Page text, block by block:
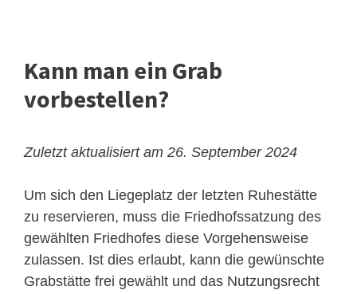
Kann man ein Grab
vorbestellen?
Zuletzt aktualisiert am 26. September 2024
Um sich den Liegeplatz der letzten Ruhestätte
zu reservieren, muss die Friedhofssatzung des
gewählten Friedhofes diese Vorgehensweise
zulassen. Ist dies erlaubt, kann die gewünschte
Grabstätte frei gewählt und das Nutzungsrecht